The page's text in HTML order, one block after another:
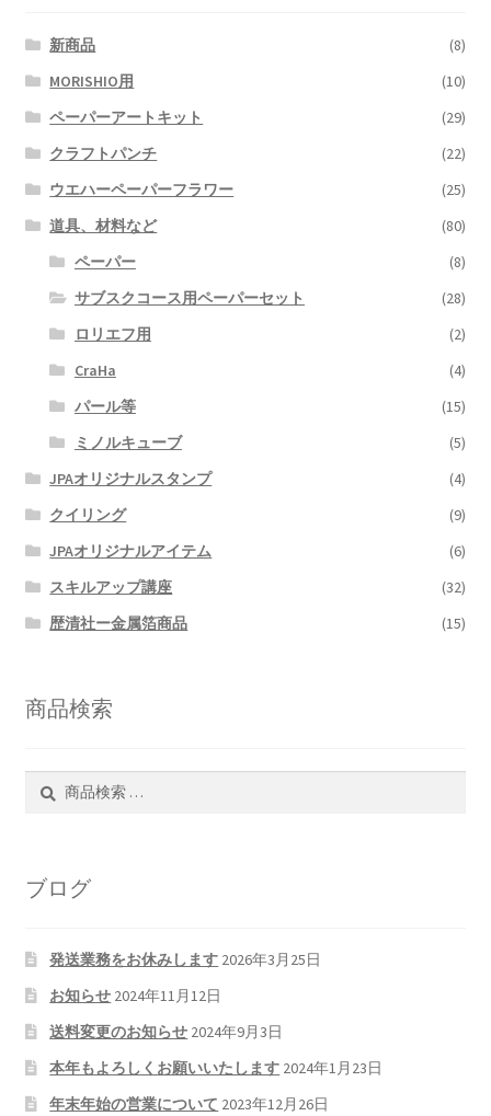
新商品
(8)
MORISHIO用
(10)
ペーパーアートキット
(29)
クラフトパンチ
(22)
ウエハーペーパーフラワー
(25)
道具、材料など
(80)
ペーパー
(8)
サブスクコース用ペーパーセット
(28)
ロリエフ用
(2)
CraHa
(4)
パール等
(15)
ミノルキューブ
(5)
JPAオリジナルスタンプ
(4)
クイリング
(9)
JPAオリジナルアイテム
(6)
スキルアップ講座
(32)
歴清社ー金属箔商品
(15)
商品検索
ブログ
発送業務をお休みします 2026年3月25日
お知らせ 2024年11月12日
送料変更のお知らせ 2024年9月3日
本年もよろしくお願いいたします 2024年1月23日
年末年始の営業について 2023年12月26日